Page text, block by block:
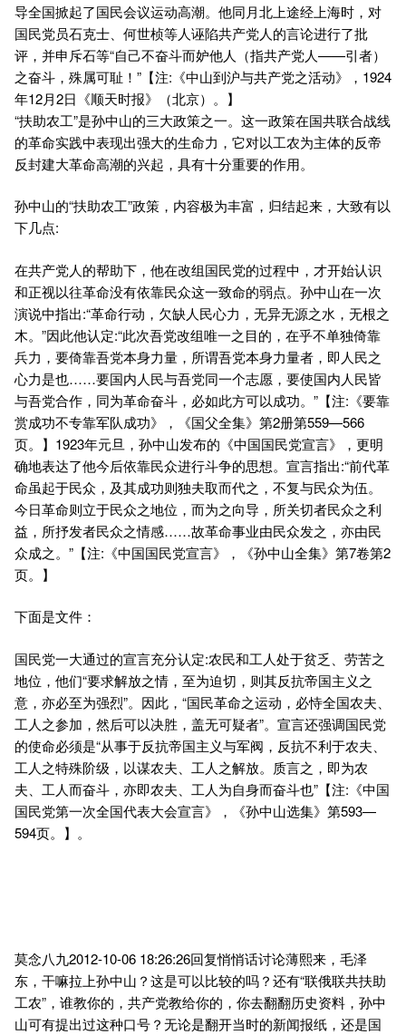
导全国掀起了国民会议运动高潮。他同月北上途经上海时，对
国民党员石克士、何世桢等人诬陷共产党人的言论进行了批
评，并申斥石等“自己不奋斗而妒他人（指共产党人——引者）
之奋斗，殊属可耻！”【注:《中山到沪与共产党之活动》，1924
年12月2日《顺天时报》（北京）。】
“扶助农工”是孙中山的三大政策之一。这一政策在国共联合战线
的革命实践中表现出强大的生命力，它对以工农为主体的反帝
反封建大革命高潮的兴起，具有十分重要的作用。
孙中山的“扶助农工”政策，内容极为丰富，归结起来，大致有以
下几点:
在共产党人的帮助下，他在改组国民党的过程中，才开始认识
和正视以往革命没有依靠民众这一致命的弱点。孙中山在一次
演说中指出:“革命行动，欠缺人民心力，无异无源之水，无根之
木。”因此他认定:“此次吾党改组唯一之目的，在乎不单独倚靠
兵力，要倚靠吾党本身力量，所谓吾党本身力量者，即人民之
心力是也……要国内人民与吾党同一个志愿，要使国内人民皆
与吾党合作，同为革命奋斗，必如此方可以成功。”【注:《要靠
赏成功不专靠军队成功》，《国父全集》第2册第559—566
页。】1923年元旦，孙中山发布的《中国国民党宣言》，更明
确地表达了他今后依靠民众进行斗争的思想。宣言指出:“前代革
命虽起于民众，及其成功则独夫取而代之，不复与民众为伍。
今日革命则立于民众之地位，而为之向导，所关切者民众之利
益，所抒发者民众之情感……故革命事业由民众发之，亦由民
众成之。”【注:《中国国民党宣言》，《孙中山全集》第7卷第2
页。】
下面是文件：
国民党一大通过的宣言充分认定:农民和工人处于贫乏、劳苦之
地位，他们“要求解放之情，至为迫切，则其反抗帝国主义之
意，亦必至为强烈”。因此，“国民革命之运动，必恃全国农夫、
工人之参加，然后可以决胜，盖无可疑者”。宣言还强调国民党
的使命必须是“从事于反抗帝国主义与军阀，反抗不利于农夫、
工人之特殊阶级，以谋农夫、工人之解放。质言之，即为农
夫、工人而奋斗，亦即农夫、工人为自身而奋斗也”【注:《中国
国民党第一次全国代表大会宣言》，《孙中山选集》第593—
594页。】。
莫念八九2012-10-06 18:26:26回复悄悄话讨论薄熙来，毛泽
东，干嘛拉上孙中山？这是可以比较的吗？还有“联俄联共扶助
工农”，谁教你的，共产党教给你的，你去翻翻历史资料，孙中
山可有提出过这种口号？无论是翻开当时的新闻报纸，还是国